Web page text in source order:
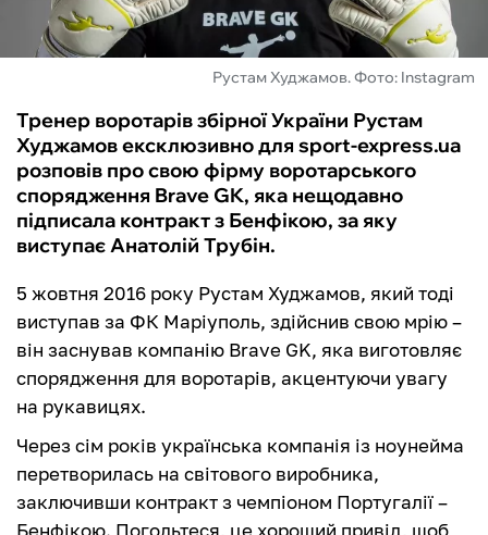
БУКМЕКЕРИ
Рустам Худжамов. Фото: Instagram
Тренер воротарів збірної України Рустам
Худжамов ексклюзивно для sport-express.ua
розповів про свою фірму воротарського
спорядження Brave GK, яка нещодавно
підписала контракт з Бенфікою, за яку
виступає Анатолій Трубін.
5 жовтня 2016 року Рустам Худжамов, який тоді
виступав за ФК Маріуполь, здійснив свою мрію –
він заснував компанію Brave GK, яка виготовляє
спорядження для воротарів, акцентуючи увагу
на рукавицях.
Через сім років українська компанія із ноунейма
перетворилась на світового виробника,
заключивши контракт з чемпіоном Португалії –